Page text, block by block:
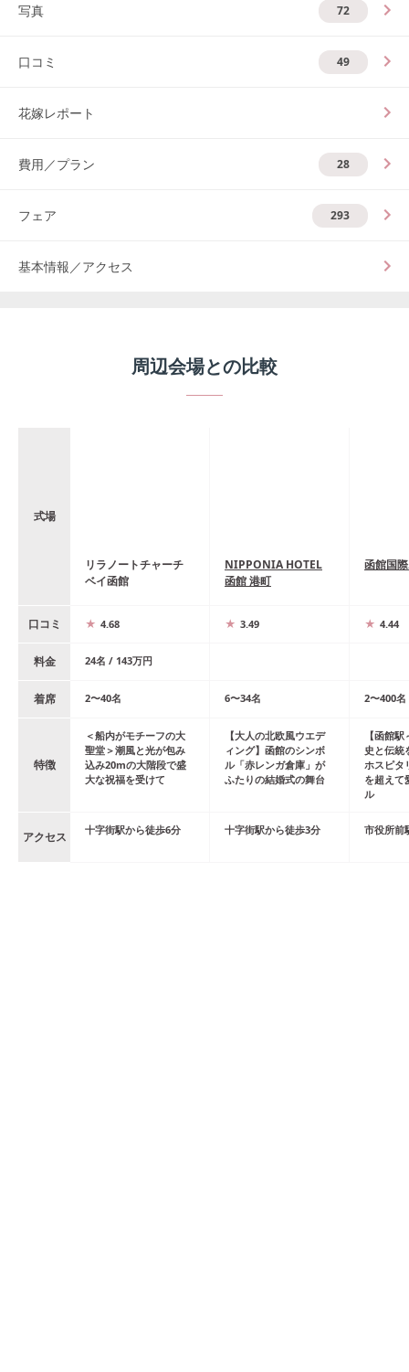
写真 72
口コミ 49
花嫁レポート
費用／プラン 28
フェア 293
基本情報／アクセス
周辺会場との比較
式場
リラノートチャーチ
ベイ函館
NIPPONIA HOTEL
函館 港町
函館国
口コミ 4.68 3.49 4.44
料金 24名 / 143万円
着席 2〜40名 6〜34名 2〜400名
特徴
＜船内がモチーフの大
聖堂＞潮風と光が包み
込み20mの大階段で盛
大な祝福を受けて
【大人の北欧風ウエデ
ィング】函館のシンボ
ル「赤レンガ倉庫」が
ふたりの結婚式の舞台
【函館
史と伝統
ホスピタ
を超えて
ル
アクセス 十字街駅から徒歩6分 十字街駅から徒歩3分 市役所前